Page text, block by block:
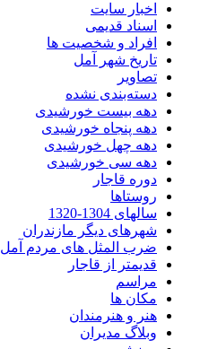
اخبار سایت
اسناد قدیمی
افراد و شخصیت ها
تاریخ شهر آمل
تصاویر
دسته‌بندی نشده
دهه بیست خورشیدی
دهه پنجاه خورشیدی
دهه چهل خورشیدی
دهه سی خورشیدی
دوره قاجار
روستاها
سالهای 1304-1320
شهرهای دیگر مازندران
ضرب المثل های مردم آمل
قدیمتر از قاجار
مراسم
مکان ها
هنر و هنرمندان
وبلاگ مدیران